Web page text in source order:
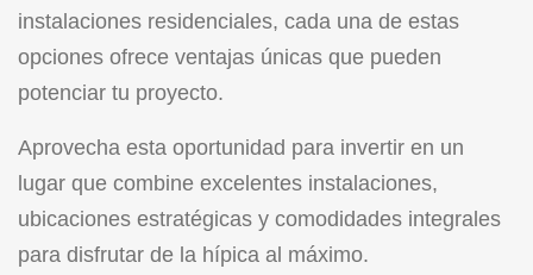
instalaciones residenciales, cada una de estas
opciones ofrece ventajas únicas que pueden
potenciar tu proyecto.
Aprovecha esta oportunidad para invertir en un
lugar que combine excelentes instalaciones,
ubicaciones estratégicas y comodidades integrales
para disfrutar de la hípica al máximo.